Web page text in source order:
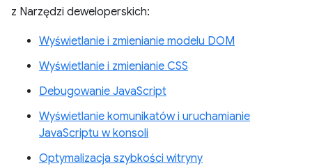
z Narzędzi deweloperskich:
Wyświetlanie i zmienianie modelu DOM
Wyświetlanie i zmienianie CSS
Debugowanie JavaScript
Wyświetlanie komunikatów i uruchamianie
JavaScriptu w konsoli
Optymalizacja szybkości witryny